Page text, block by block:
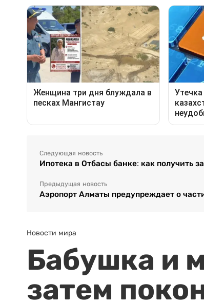
Следующая новость
Ипотека в Отбасы банке: как получить
Предыдущая новость
Аэропорт Алматы предупреждает о
Новости мира
Бабушка и
затем